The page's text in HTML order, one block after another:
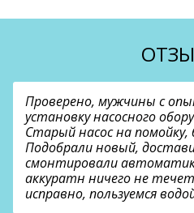
Проверено, мужчины с
установку насосного
Старый насос на помойку,
Подобрали новый,
смонтировали
аккуратн ничего не
исправно, пользуемся